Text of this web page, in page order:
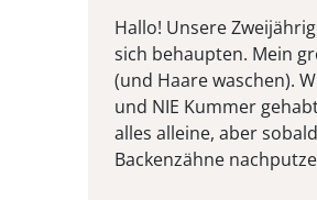
Hallo! Unsere
sich behaupten. Mein
(und Haare waschen).
und NIE Kummer
alles alleine, aber
Backenzähne